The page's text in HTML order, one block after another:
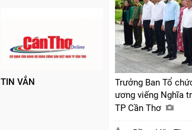
TIN VẮN
Trưởng Ban Tổ
ương viếng Nghĩa
TP Cần Thơ